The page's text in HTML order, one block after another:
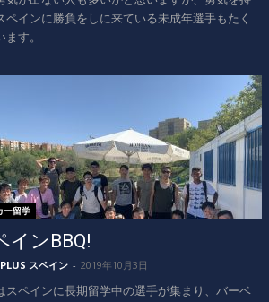
ペインに勝負をしに来ている未成年選手もたく
す。
ー留学
インBBQ!
スペイン - 2019年10月3日
スペインに長期留学中の選手が集まり、バーベ